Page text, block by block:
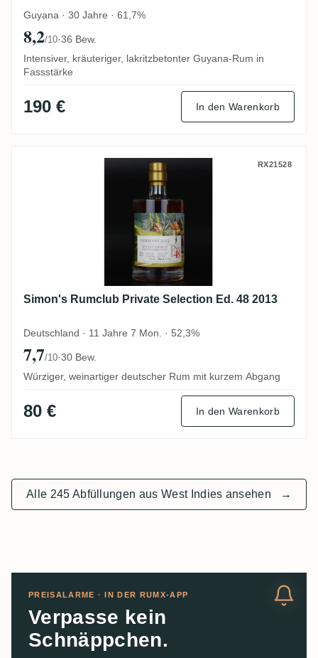
Guyana · 30 Jahre · 61,7%
8,2/10·36 Bew.
Intensiver, kräuteriger, lakritzbetonter Guyana-Rum in
Fassstärke
190 € In den Warenkorb
Simon's Rumclub Private Selection Ed.
RX21528
Simon's Rumclub Private Selection Ed. 48 2013
Deutschland · 11 Jahre 7 Mon. · 52,3%
7,7/10·30 Bew.
Würziger, weinartiger deutscher Rum mit kurzem Abgang
80 € In den Warenkorb
Alle 245 Abfüllungen aus West Indies ansehen →
PREISALARME · IN DER RUMX-APP
Verpasse kein
Schnäppchen.